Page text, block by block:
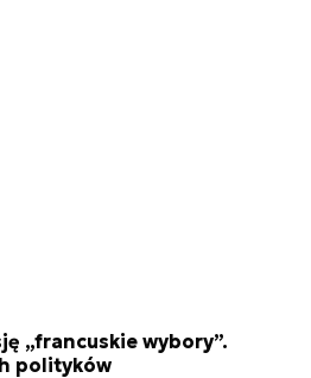
„francuskie wybory”.
polityków